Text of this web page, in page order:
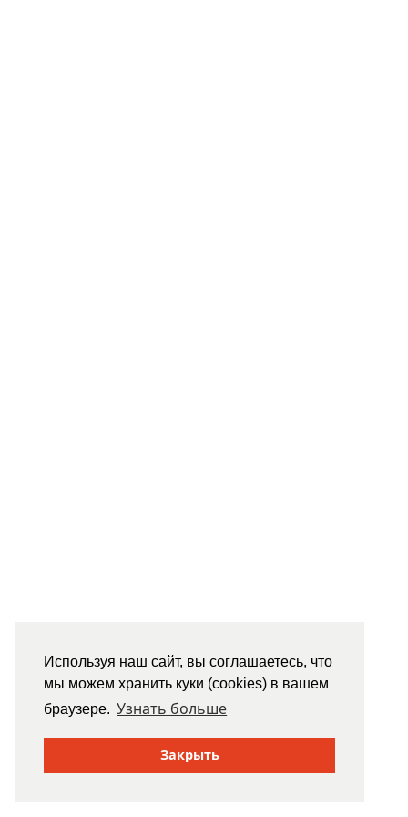
Используя наш сайт, вы соглашаетесь, что
мы можем хранить куки (cookies) в вашем
браузере. Узнать больше
Закрыть